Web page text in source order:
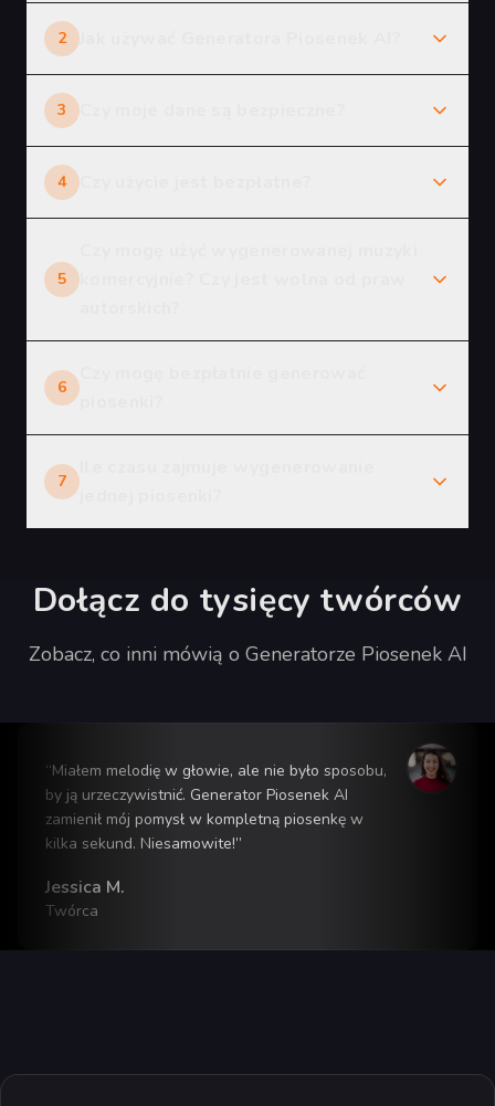
2
3
4
5
6
7
Dołącz do tysięcy twórców
Zobacz, co inni mówią o Generatorze Piosenek AI
“Miałem melodię w głowie, ale nie było sposobu,
by ją urzeczywistnić. Generator Piosenek AI
zamienił mój pomysł w kompletną piosenkę w
kilka sekund. Niesamowite!”
Jessica M.
Twórca